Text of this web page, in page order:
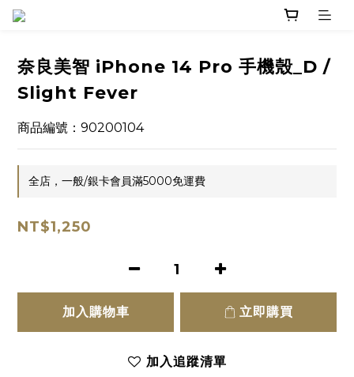
奈良美智 iPhone 14 Pro 手機殼_D /
Slight Fever
商品編號：90200104
全店，一般/銀卡會員滿5000免運費
NT$1,250
加入購物車 立即購買
加入追蹤清單